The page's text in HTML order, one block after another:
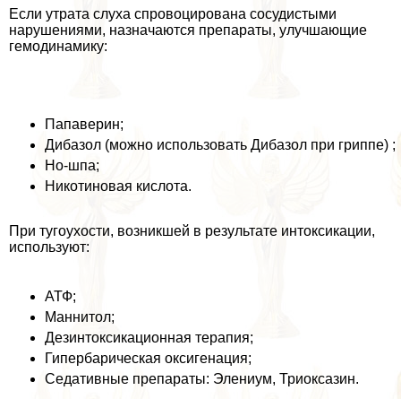
Если утрата слуха спровоцирована сосудистыми
нарушениями, назначаются препараты, улучшающие
гемодинамику:
Папаверин;
Дибазол (можно использовать Дибазол при гриппе) ;
Но-шпа;
Никотиновая кислота.
При тугоухости, возникшей в результате интоксикации,
используют:
АТФ;
Маннитол;
Дезинтоксикационная терапия;
Гипербарическая оксигенация;
Седативные препараты: Элениум, Триоксазин.